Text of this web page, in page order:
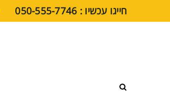
חייגו עכשיו : ⁦050-555-7746⁩